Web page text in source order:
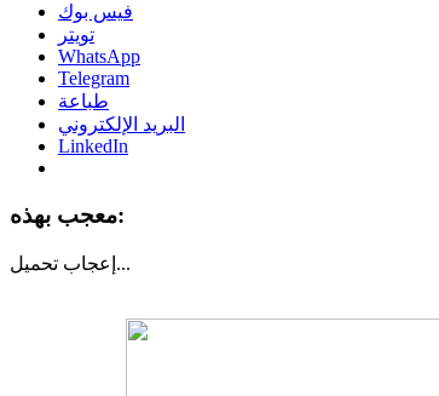
فيس بوك
تويتر
WhatsApp
Telegram
طباعة
البريد الإلكتروني
LinkedIn
معجب بهذه:
إعجاب تحميل...